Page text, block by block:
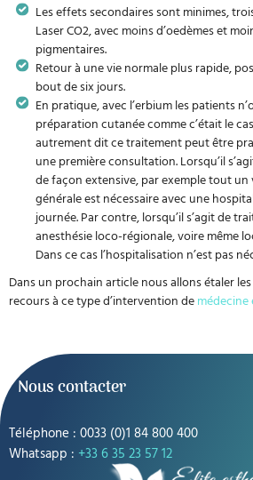
Les effets secondaires sont minimes,
Laser CO2, avec moins d’oedèmes et
pigmentaires.
Retour à une vie normale plus rapide,
bout de six jours.
En pratique, avec l’erbium les patients
préparation cutanée comme c’était le
autrement dit ce traitement peut être
une première consultation. Lorsqu’il
de façon extensive, par exemple tout un
générale est nécessaire avec une
journée. Par contre, lorsqu’il s’agit de
anesthésie loco-régionale, voire même
Dans ce cas l’hospitalisation n’est pas
Dans un prochain article nous allons étaler
recours à ce type d’intervention de
Nous contacter
Téléphone : 0033 (0)1 84 800 400
Whatsapp : +33 6 35 23 57 12